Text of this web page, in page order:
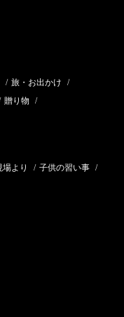
/ 旅・お出かけ /
贈り物 /
より / 子供の習い事 /